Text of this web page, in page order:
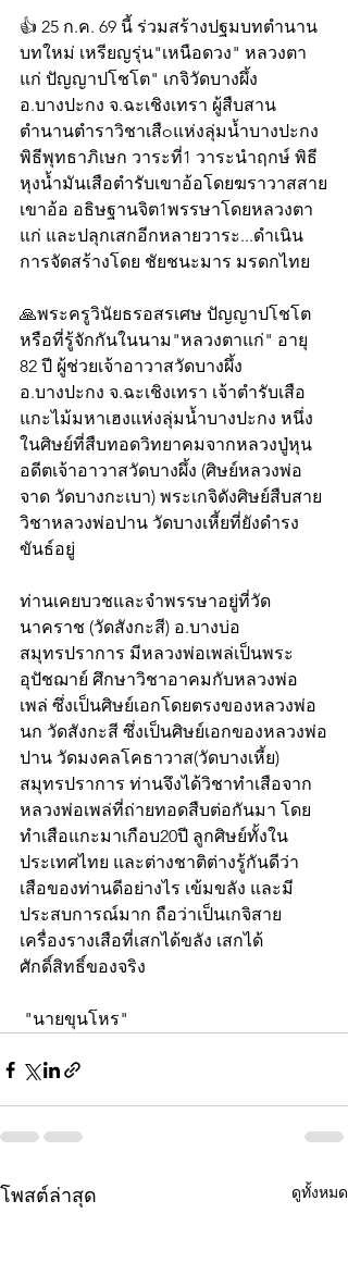
👍 25 ก.ค. 69 นี้ ร่วมสร้างปฐมบทตำนาน
บทใหม่ เหรียญรุ่น"เหนือดวง" หลวงตา
แก่ ปัญญาปโชโต" เกจิวัดบางผึ้ง
อ.บางปะกง จ.ฉะเชิงเทรา ผู้สืบสาน
ตำนานตำราวิชาเสืoแห่งลุ่มน้ำบางปะกง
พิธีพุทธาภิเษก วาระที่1 วาระนำฤกษ์ พิธี
หุงน้ำมันเสือตำรับเขาอ้อโดยฆราวาสสาย
เขาอ้อ อธิษฐานจิต1พรรษาโดยหลวงตา
แก่ และปลุกเสกอีกหลายวาระ...ดำเนิน
การจัดสร้างโดย ชัยชนะมาร มรดกไทย
🙏พระครูวินัยธรอสรเศษ ปัญญาปโชโต
หรือที่รู้จักกันในนาม"หลวงตาแก่" อายุ
82 ปี ผู้ช่วยเจ้าอาวาสวัดบางผึ้ง
อ.บางปะกง จ.ฉะเชิงเทรา เจ้าตำรับเสือ
แกะไม้มหาเฮงแห่งลุ่มน้ำบางปะกง หนึ่ง
ในศิษย์ที่สืบทอดวิทยาคมจากหลวงปู่หุน
อดีตเจ้าอาวาสวัดบางผึ้ง (ศิษย์หลวงพ่อ
จาด วัดบางกะเบา) พระเกจิดังศิษย์สืบสาย
วิชาหลวงพ่อปาน วัดบางเหี้ยที่ยังดำรง
ขันธ์อยู่
ท่านเคยบวชและจำพรรษาอยู่ที่วัด
นาคราช (วัดสังกะสี) อ.บางบ่อ
สมุทรปราการ มีหลวงพ่อเพล่เป็นพระ
อุปัชฌาย์ ศึกษาวิชาอาคมกับหลวงพ่อ
เพล่ ซึ่งเป็นศิษย์เอกโดยตรงของหลวงพ่อ
นก วัดสังกะสี ซึ่งเป็นศิษย์เอกของหลวงพ่อ
ปาน วัดมงคลโคธาวาส(วัดบางเหี้ย)
สมุทรปราการ ท่านจึงได้วิชาทำเสือจาก
หลวงพ่อเพล่ที่ถ่ายทอดสืบต่อกันมา โดย
ทำเสือแกะมาเกือบ20ปี ลูกศิษย์ทั้งใน
ประเทศไทย และต่างชาติต่างรู้กันดีว่า
เสือของท่านดีอย่างไร เข้มขลัง และมี
ประสบการณ์มาก ถือว่าเป็นเกจิสาย
เครื่องรางเสือที่เสกได้ขลัง เสกได้
ศักดิ์สิทธิ์ของจริง
"นายขุนโหร"
โพสต์ล่าสุด ดูทั้งหมด